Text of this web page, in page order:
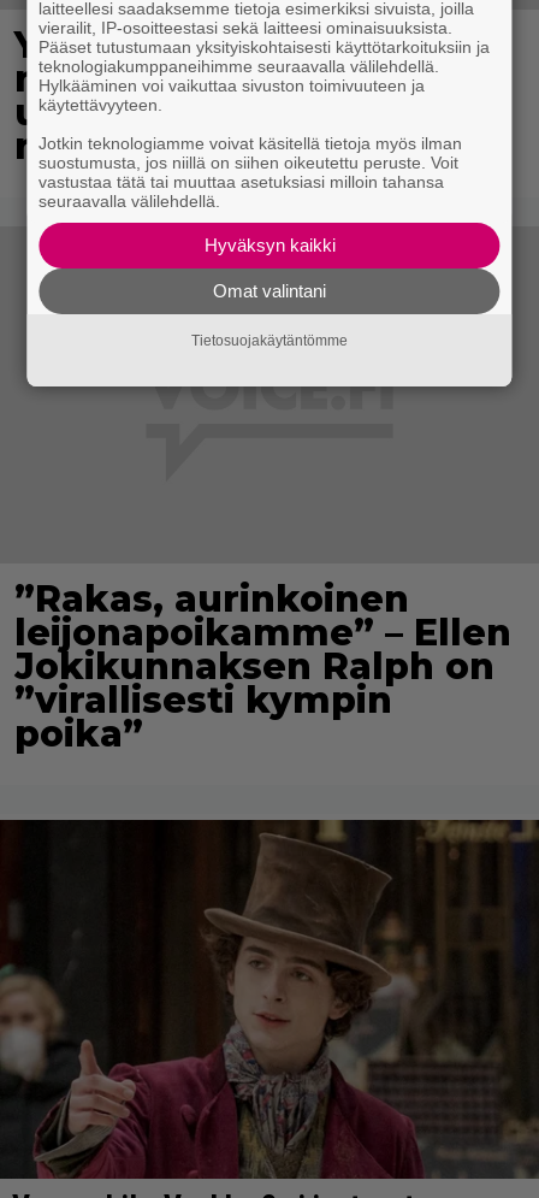
Yli 300 vuotta vanha
maailmanennätys meni
uusiksi – 18-vuotias
nuorimies teki historiaa
”Rakas, aurinkoinen
leijonapoikamme” – Ellen
Jokikunnaksen Ralph on
”virallisesti kympin
poika”
laitteellesi saadaksemme tietoja esimerkiksi sivuista, joilla
vierailit, IP-osoitteestasi sekä laitteesi ominaisuuksista.
Pääset tutustumaan yksityiskohtaisesti käyttötarkoituksiin ja
teknologiakumppaneihimme seuraavalla välilehdellä.
Hylkääminen voi vaikuttaa sivuston toimivuuteen ja
käytettävyyteen.
Jotkin teknologiamme voivat käsitellä tietoja myös ilman
suostumusta, jos niillä on siihen oikeutettu peruste. Voit
vastustaa tätä tai muuttaa asetuksiasi milloin tahansa
seuraavalla välilehdellä.
Hyväksyn kaikki
Omat valintani
Tietosuojakäytäntömme